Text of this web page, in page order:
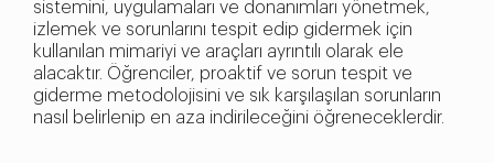
sistemini, uygulamaları ve donanımları yönetmek,
izlemek ve sorunlarını tespit edip gidermek için
kullanılan mimariyi ve araçları ayrıntılı olarak ele
alacaktır. Öğrenciler, proaktif ve sorun tespit ve
giderme metodolojisini ve sık karşılaşılan sorunların
nasıl belirlenip en aza indirileceğini öğreneceklerdir.